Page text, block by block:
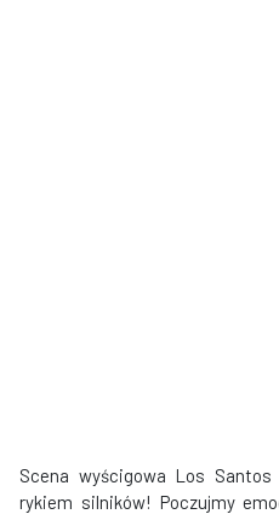
Scena wyścigowa Los
rykiem silników! Poczujmy